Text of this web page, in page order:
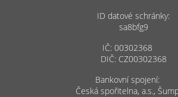
ID datové schránky:
sa8bfg9
IČ: 00302368
DIČ: CZ00302368
Bankovní spojení:
Česká spořitelna, a.s.,